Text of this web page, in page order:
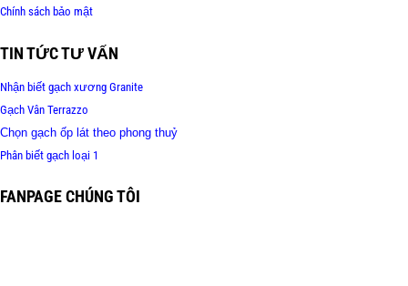
Chính sách bảo mật
TIN TỨC TƯ VẤN
Nhận biết gạch xương Granite
Gạch Vân Terrazzo
Chọn gạch ốp lát theo phong thuỷ
Phân biết gạch loại 1
FANPAGE CHÚNG TÔI